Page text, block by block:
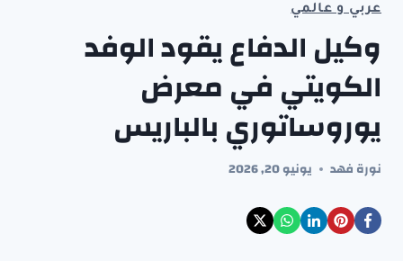
عربي و عالمي
وكيل الدفاع يقود الوفد
الكويتي في معرض
يوروساتوري بالباريس
نورة فهد يونيو 20, 2026